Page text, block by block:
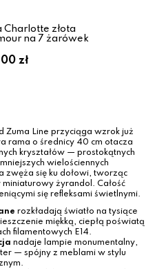
Charlotte złota
na 7 żarówek
zł
Zuma Line przyciąga wzrok już
rama o średnicy 40 cm otacza
kryształów — prostokątnych
wielościennych
się ku dołowi, tworząc
żyrandol. Całość
się refleksami świetlnymi.
rozkładają światło na tysiące
miękką, ciepłą poświatą
filamentowych E14.
nadaje lampie monumentalny,
— spójny z meblami w stylu